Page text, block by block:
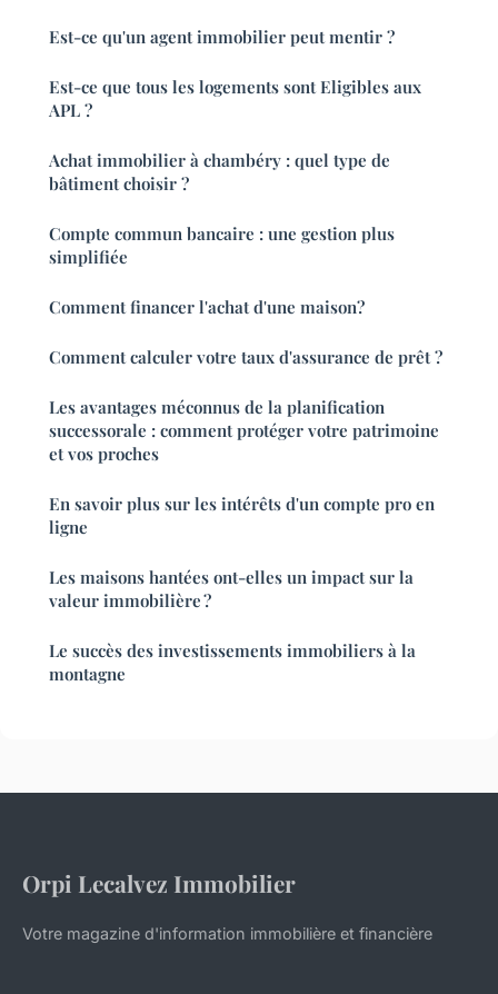
Est-ce qu'un agent immobilier peut mentir ?
Est-ce que tous les logements sont Eligibles aux
APL ?
Achat immobilier à chambéry : quel type de
bâtiment choisir ?
Compte commun bancaire : une gestion plus
simplifiée
Comment financer l'achat d'une maison?
Comment calculer votre taux d'assurance de prêt ?
Les avantages méconnus de la planification
successorale : comment protéger votre patrimoine
et vos proches
En savoir plus sur les intérêts d'un compte pro en
ligne
Les maisons hantées ont-elles un impact sur la
valeur immobilière ?
Le succès des investissements immobiliers à la
montagne
Orpi Lecalvez Immobilier
Votre magazine d'information immobilière et financière